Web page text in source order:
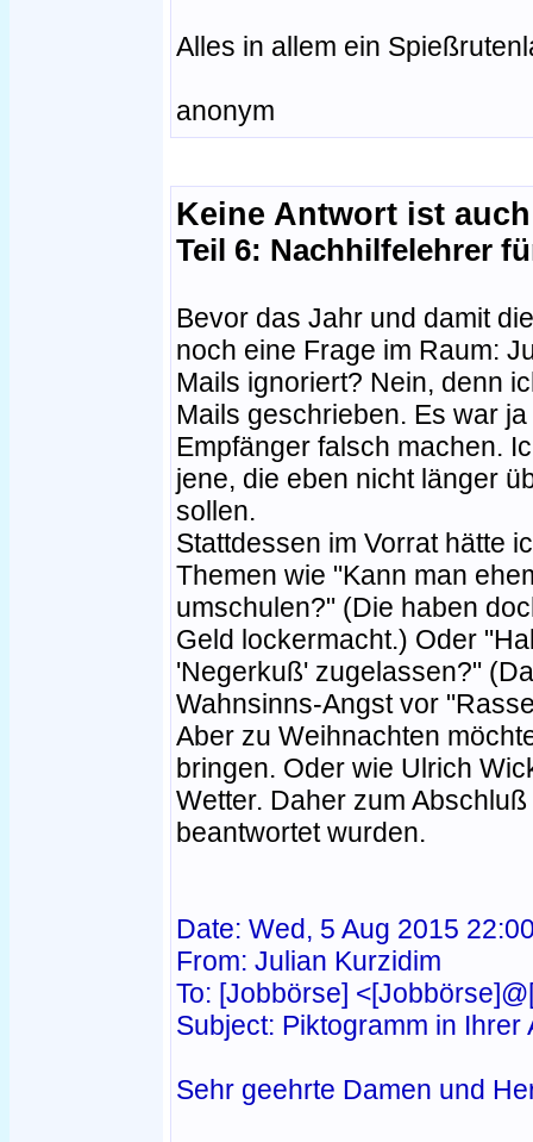
Alles in allem ein
anonym
Keine Antwort ist
Teil 6: Nachhilfelehrer
Bevor das Jahr und damit
noch eine Frage im Raum:
Mails ignoriert? Nein, denn
Mails geschrieben. Es war
Empfänger falsch machen.
jene, die eben nicht länger
sollen.
Stattdessen im Vorrat hätte
Themen wie "Kann man
umschulen?" (Die haben
Geld lockermacht.) Oder
'Negerkuß' zugelassen?"
Wahnsinns-Angst vor
Aber zu Weihnachten
bringen. Oder wie Ulrich
Wetter. Daher zum
beantwortet wurden.
Date: Wed, 5 Aug 2015
From: Julian Kurzidim
To: [Jobbörse]
Subject: Piktogramm in Ihrer
Sehr geehrte Damen und